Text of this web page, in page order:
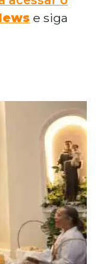
e siga